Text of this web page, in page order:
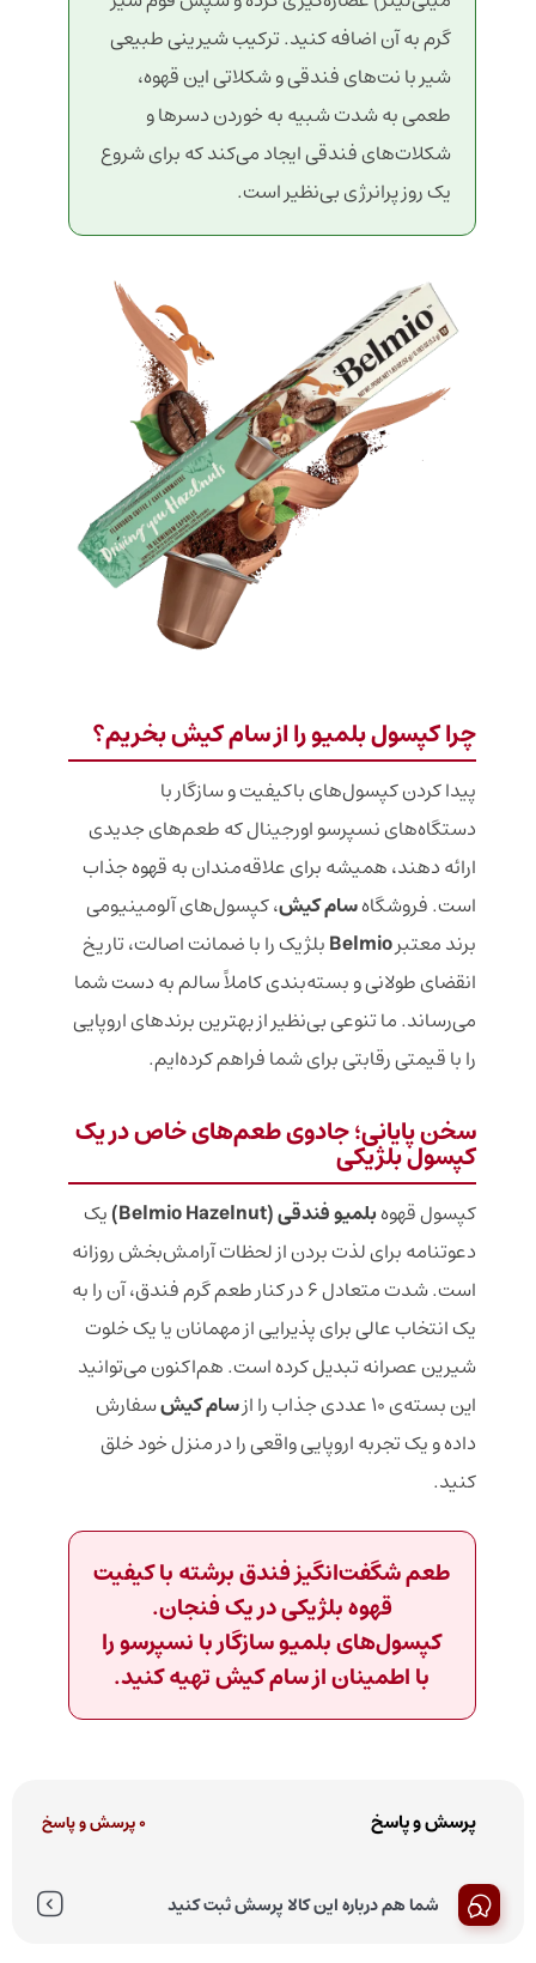
گرم به آن اضافه کنید. ترکیب شیرینی طبیعی
شیر با نت‌های فندقی و شکلاتی این قهوه،
طعمی به شدت شبیه به خوردن دسرها و
شکلات‌های فندقی ایجاد می‌کند که برای شروع
یک روز پرانرژی بی‌نظیر است.
چرا کپسول بلمیو را از سام کیش بخریم؟
پیدا کردن کپسول‌های باکیفیت و سازگار با
دستگاه‌های نسپرسو اورجینال که طعم‌های جدیدی
ارائه دهند، همیشه برای علاقه‌مندان به قهوه جذاب
است. فروشگاهسام کیش، کپسول‌های آلومینیومی
برند معتبرBelmioبلژیک را با ضمانت اصالت، تاریخ
انقضای طولانی و بسته‌بندی کاملاً سالم به دست شما
می‌رساند. ما تنوعی بی‌نظیر از بهترین برندهای اروپایی
را با قیمتی رقابتی برای شما فراهم کرده‌ایم.
سخن پایانی؛ جادوی طعم‌های خاص در یک
کپسول بلژیکی
کپسول قهوهبلمیو فندقی (Belmio Hazelnut)
یک
دعوتنامه برای لذت بردن از لحظات آرامش‌بخش روزانه
است. شدت متعادل ۶ در کنار طعم گرم فندق، آن را به
یک انتخاب عالی برای پذیرایی از مهمانان یا یک خلوت
شیرین عصرانه تبدیل کرده است. هم‌اکنون می‌توانید
این بسته‌ی ۱۰ عددی جذاب را از
سام کیشسفارش
داده و یک تجربه اروپایی واقعی را در منزل خود خلق
کنید.
طعم شگفت‌انگیز فندق برشته با کیفیت
قهوه بلژیکی در یک فنجان.
کپسول‌های بلمیو سازگار با نسپرسو را
با اطمینان از سام کیش تهیه کنید.
پرسش و پاسخ 0 پرسش و پاسخ
شما هم درباره این کالا پرسش ثبت کنید